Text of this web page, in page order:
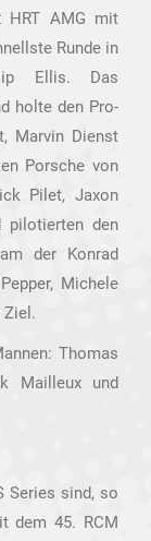
HRT AMG mit
Runde in
Ellis. Das
holte den Pro-
Marvin Dienst
Porsche von
Pilet, Jaxon
pilotierten den
der Konrad
Michele
Ziel.
Thomas
Mailleux und
Series sind, so
dem 45. RCM